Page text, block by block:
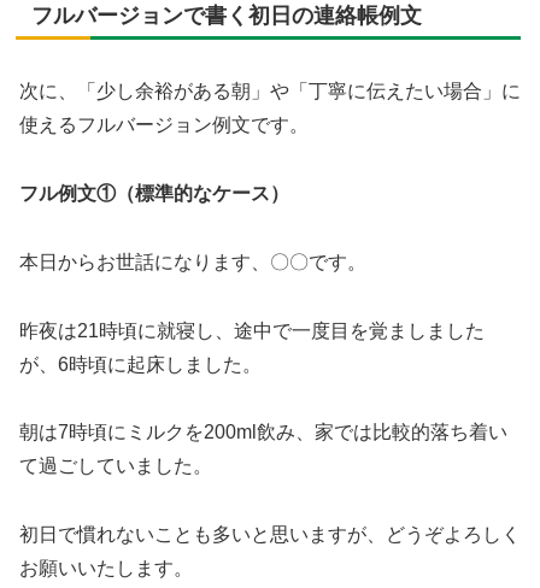
フルバージョンで書く初日の連絡帳例文
次に、「少し余裕がある朝」や「丁寧に伝えたい場合」に
使えるフルバージョン例文です。
フル例文①（標準的なケース）
本日からお世話になります、〇〇です。
昨夜は21時頃に就寝し、途中で一度目を覚ましました
が、6時頃に起床しました。
朝は7時頃にミルクを200ml飲み、家では比較的落ち着い
て過ごしていました。
初日で慣れないことも多いと思いますが、どうぞよろしく
お願いいたします。